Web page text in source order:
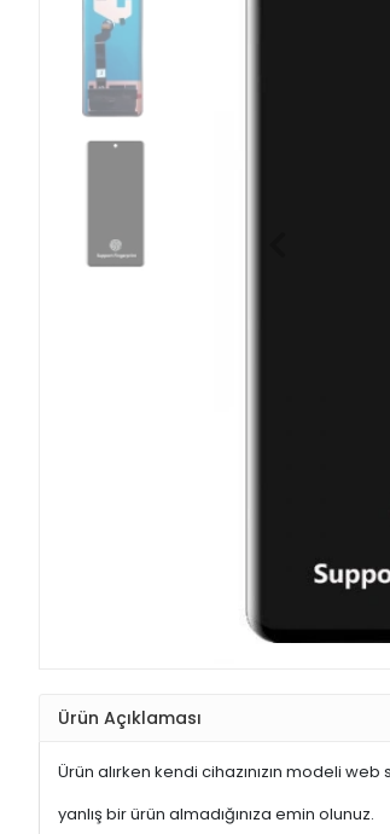
Ürün Açıklaması
Ürün alırken kendi cihazınızın modeli
yanlış bir ürün almadığınıza emin olunuz.